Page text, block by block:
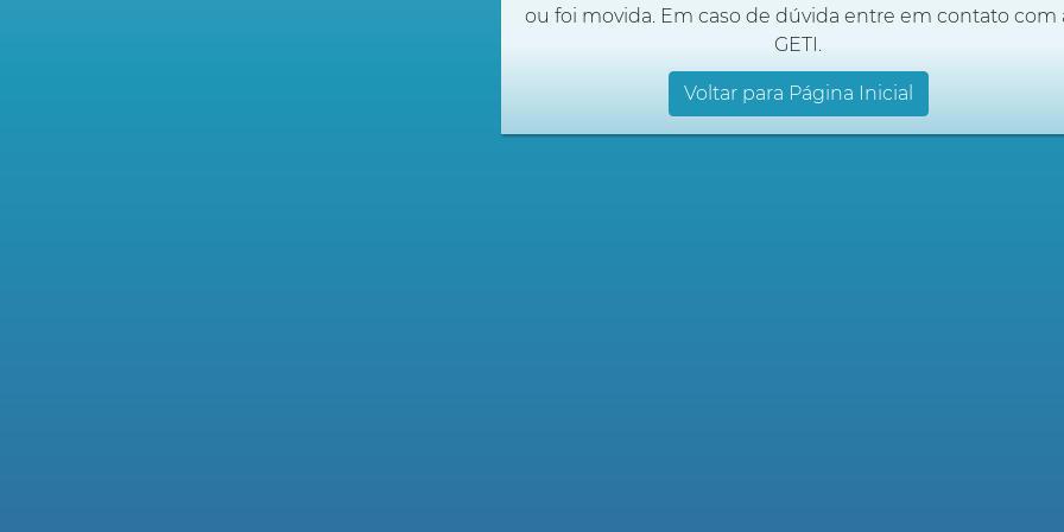
ou foi movida. Em caso de dúvida entre em contato com
GETI.
Voltar para Página Inicial